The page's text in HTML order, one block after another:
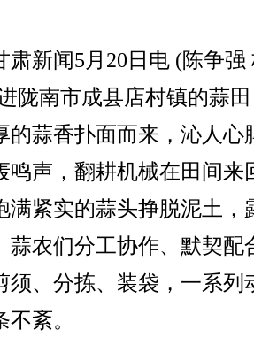
新闻5月20日电 (陈争强
陇南市成县店村镇的蒜
的蒜香扑面而来，沁人心
鸣声，翻耕机械在田间来
满紧实的蒜头挣脱泥土，
蒜农们分工协作、默契配
须、分拣、装袋，一系列
紊。